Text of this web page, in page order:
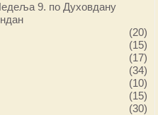
9. по Духовдану
(20)
(15)
(17)
(34)
(10)
(15)
(30)